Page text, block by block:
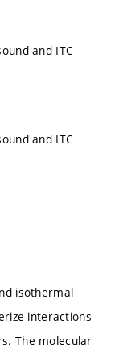
and ITC
and ITC
isothermal
interactions
The molecular